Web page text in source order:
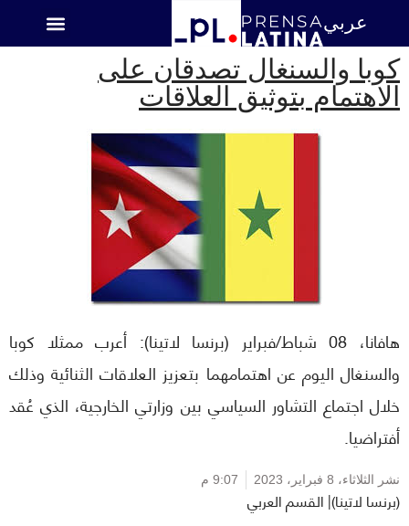
عربي
كوبا والسنغال تصدقان على
الاهتمام بتوثيق العلاقات
هافانا، 08 شباط/فبراير (برنسا لاتينا): أعرب ممثلا كوبا
والسنغال اليوم عن اهتمامهما بتعزيز العلاقات الثنائية وذلك
خلال اجتماع التشاور السياسي بين وزارتي الخارجية، الذي عُقد
أفتراضيا.
نشر الثلاثاء، 8 فبراير، 2023 9:07 م
(برنسا لاتينا)| القسم العربي